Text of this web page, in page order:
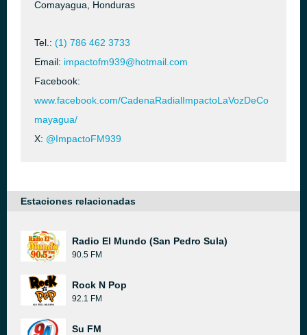
Comayagua, Honduras
Tel.: (1) 786 462 3733
Email: impactofm939@hotmail.com
Facebook:
www.facebook.com/CadenaRadialImpactoLaVozDeCo
mayagua/
X: @ImpactoFM939
Estaciones relacionadas
Radio El Mundo (San Pedro Sula)
90.5 FM
Rock N Pop
92.1 FM
Su FM